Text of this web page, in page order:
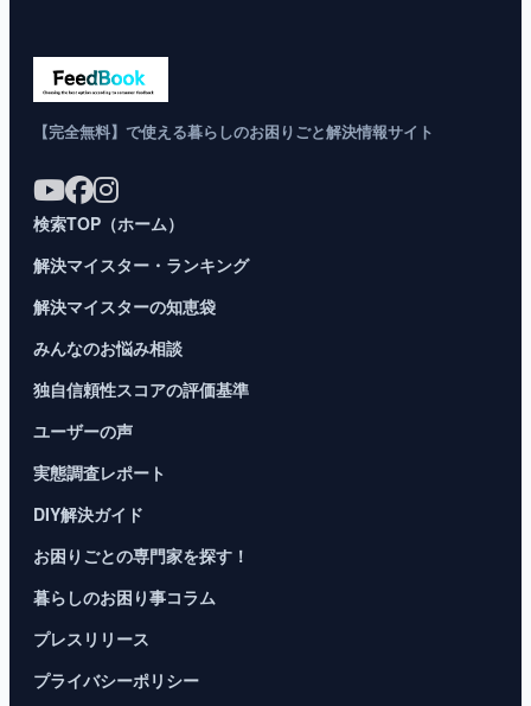
【完全無料】で使える暮らしのお困りごと解決情報サイト
検索TOP（ホーム）
解決マイスター・ランキング
解決マイスターの知恵袋
みんなのお悩み相談
独自信頼性スコアの評価基準
ユーザーの声
実態調査レポート
DIY解決ガイド
お困りごとの専門家を探す！
暮らしのお困り事コラム
プレスリリース
プライバシーポリシー